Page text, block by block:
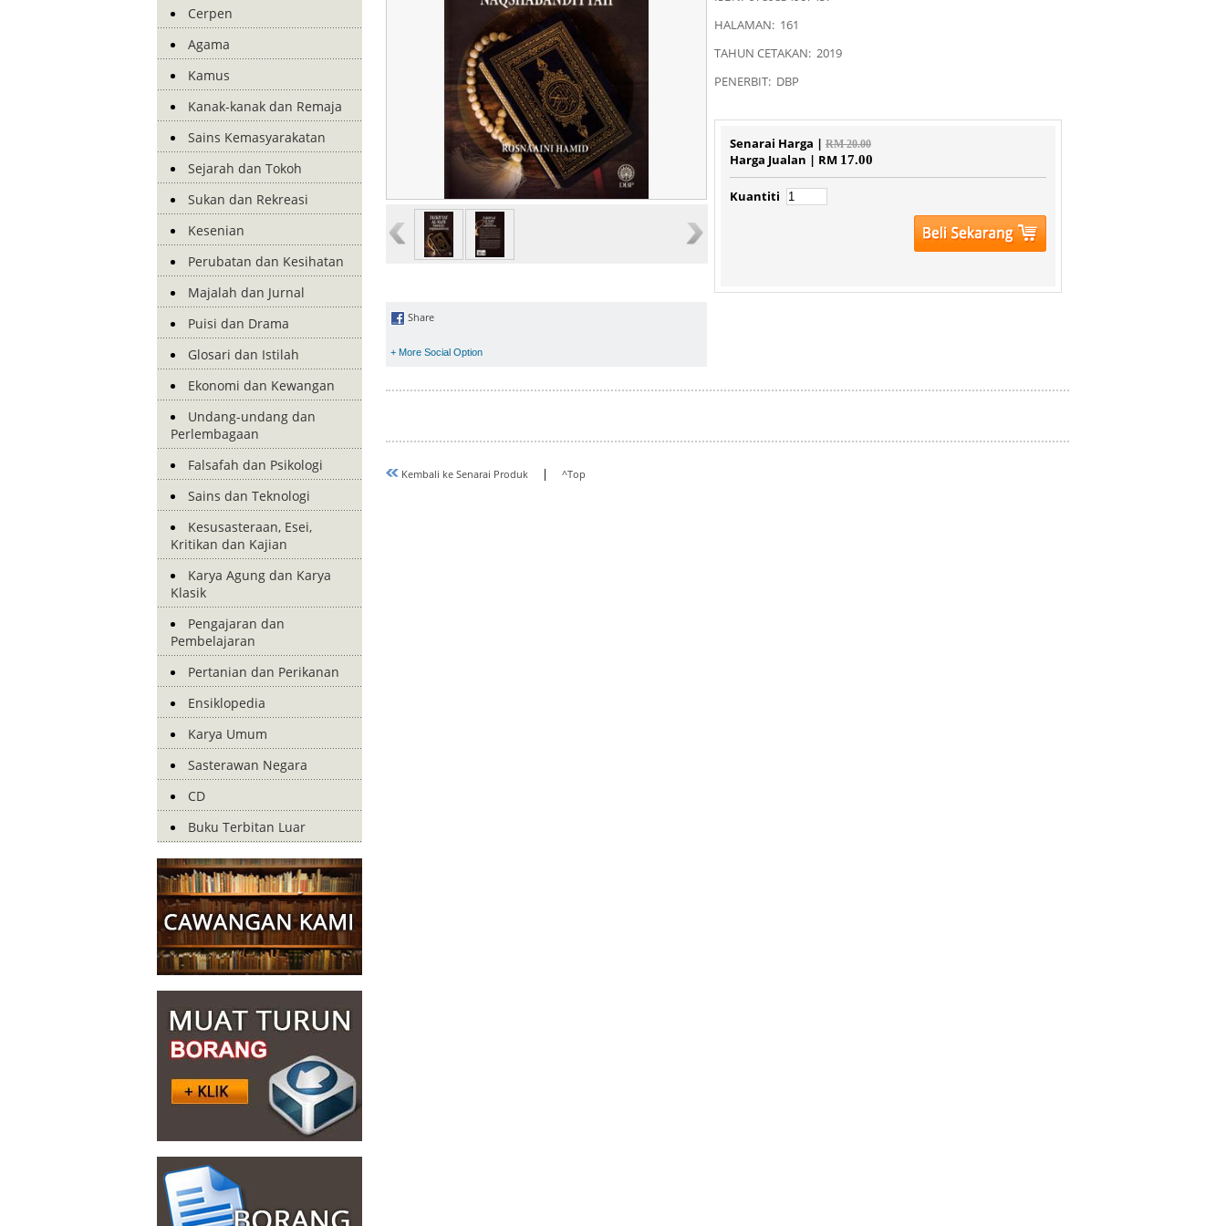
Cerpen
Agama
Kamus
Kanak-kanak dan Remaja
Sains Kemasyarakatan
Sejarah dan Tokoh
Sukan dan Rekreasi
Kesenian
Perubatan dan Kesihatan
Majalah dan Jurnal
Puisi dan Drama
Glosari dan Istilah
Ekonomi dan Kewangan
Undang-undang dan
Perlembagaan
Falsafah dan Psikologi
Sains dan Teknologi
Kesusasteraan, Esei,
Kritikan dan Kajian
Karya Agung dan Karya
Klasik
Pengajaran dan
Pembelajaran
Pertanian dan Perikanan
Ensiklopedia
Karya Umum
Sasterawan Negara
CD
Buku Terbitan Luar
HALAMAN: 161
TAHUN CETAKAN: 2019
PENERBIT: DBP
Senarai Harga | RM 20.00
Harga Jualan | RM 17.00
Kuantiti
Share
+ More Social Option
Kembali ke Senarai Produk | ^Top